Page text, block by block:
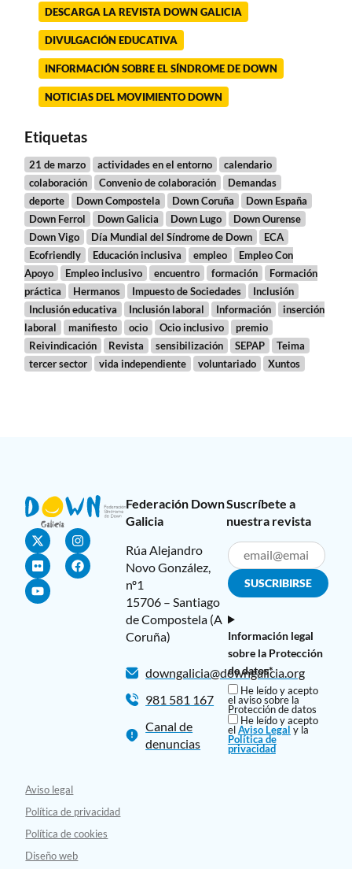
DESCARGA LA REVISTA DOWN GALICIA
DIVULGACIÓN EDUCATIVA
INFORMACIÓN SOBRE EL SÍNDROME DE DOWN
NOTICIAS DEL MOVIMIENTO DOWN
Etiquetas
21 de marzo actividades en el entorno
calendario
colaboración
Convenio de colaboración
Demandas
deporte
Down Compostela Down Coruña
Down España
Down Ferrol
Down Galicia Down Lugo
Down Ourense
Down Vigo
Día Mundial del Síndrome de Down
ECA
Ecofriendly
Educación inclusiva empleo
Empleo Con
Apoyo
Empleo inclusivo encuentro formación
Formación
práctica
Hermanos Impuesto de Sociedades
Inclusión
Inclusión educativa
Inclusión laboral Información
inserción
laboral
manifiesto ocio Ocio inclusivo
premio
Reivindicación
Revista sensibilización SEPAP
Teima
tercer sector
vida independiente voluntariado Xuntos
Federación Down
Galicia
Rúa Alejandro
Novo González,
nº1
15706 – Santiago
de Compostela (A
Coruña)
downgalicia@downgalicia.org
981 581 167
Canal de
denuncias
Suscríbete a
nuestra revista
Información legal
sobre la Protección
de datos*
He leído y acepto
el aviso sobre la
Protección de datos
He leído y acepto
elAviso Legal y la
Política de
privacidad
Aviso legal
Política de privacidad
Política de cookies
Diseño web